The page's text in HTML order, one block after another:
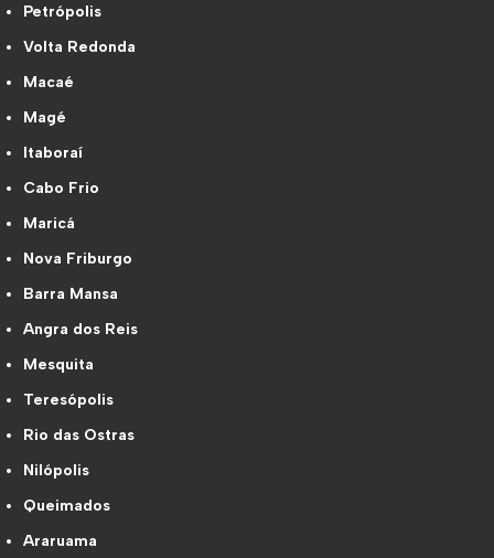
Petrópolis
Volta Redonda
Macaé
Magé
Itaboraí
Cabo Frio
Maricá
Nova Friburgo
Barra Mansa
Angra dos Reis
Mesquita
Teresópolis
Rio das Ostras
Nilópolis
Queimados
Araruama